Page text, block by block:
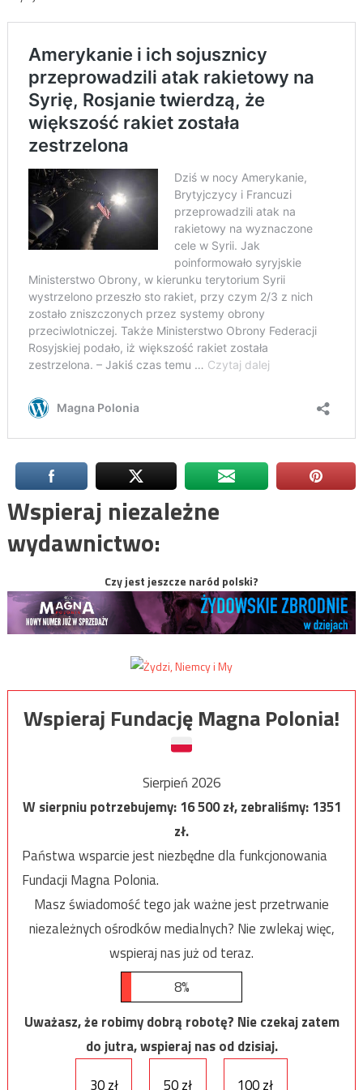
Wspieraj niezależne
wydawnictwo:
Czy jest jeszcze naród polski?
Wspieraj Fundację Magna Polonia!
Sierpień 2026
W sierpniu potrzebujemy:16 500zł, zebraliśmy:1351
zł.
Państwa wsparcie jest niezbędne dla funkcjonowania
Fundacji Magna Polonia.
Masz świadomość tego jak ważne jest przetrwanie
niezależnych ośrodków medialnych? Nie zwlekaj więc,
wspieraj nas już od teraz.
8%
Uważasz, że robimy dobrą robotę? Nie czekaj zatem
do jutra, wspieraj nas od dzisiaj.
30 zł
50 zł 100 zł